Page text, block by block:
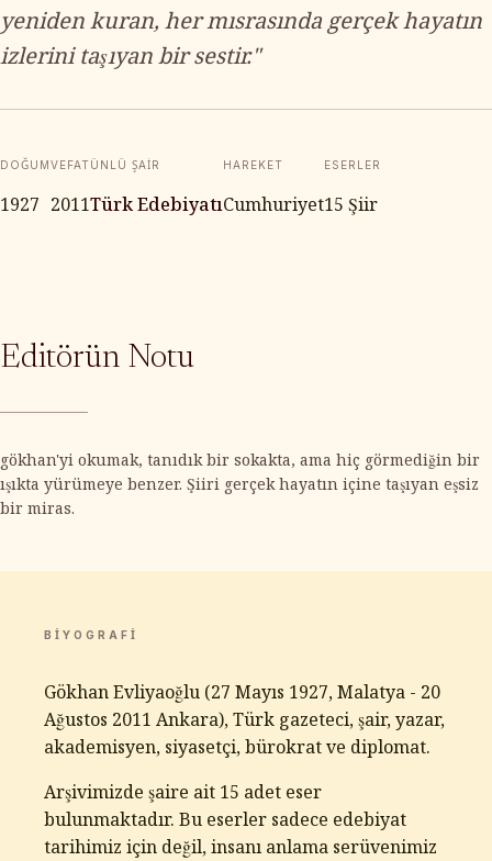
yeniden kuran, her mısrasında gerçek hayatın
izlerini taşıyan bir sestir."
DOĞUM
1927
VEFAT
2011
ÜNLÜ ŞAIR
Türk Edebiyatı
HAREKET
Cumhuriyet
ESERLER
15 Şiir
Editörün Notu
gökhan'yi okumak, tanıdık bir sokakta, ama hiç görmediğin bir
ışıkta yürümeye benzer. Şiiri gerçek hayatın içine taşıyan eşsiz
bir miras.
BIYOGRAFI
Gökhan Evliyaoğlu (27 Mayıs 1927, Malatya - 20
Ağustos 2011 Ankara), Türk gazeteci, şair, yazar,
akademisyen, siyasetçi, bürokrat ve diplomat.
Arşivimizde şaire ait 15 adet eser
bulunmaktadır. Bu eserler sadece edebiyat
tarihimiz için değil, insanı anlama serüvenimiz